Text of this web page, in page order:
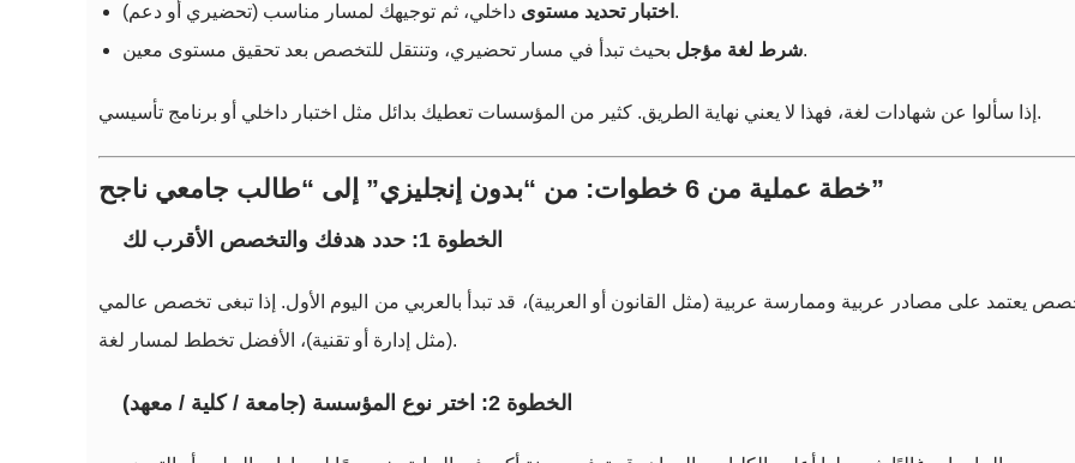
اختبار تحديد مستوى داخلي، ثم توجيهك لمسار مناسب (تحضيري أو دعم).
شرط لغة مؤجلبحيث تبدأ في مسار تحضيري، وتنتقل للتخصص بعد تحقيق مستوى معين.
إذا سألوا عن شهادات لغة، فهذا لا يعني نهاية الطريق. كثير من المؤسسات تعطيك بدائل مثل اختبار داخلي أو برنامج تأسيسي.
خطة عملية من 6 خطوات: من “بدون إنجليزي” إلى “طالب جامعي ناجح”
الخطوة 1: حدد هدفك والتخصص الأقرب لك
يعتمد على مصادر عربية وممارسة عربية (مثل القانون أو العربية)، قد تبدأ بالعربي من اليوم الأول. إذا تبغى تخصص عالمي
(مثل إدارة أو تقنية)، الأفضل تخطط لمسار لغة.
الخطوة 2: اختر نوع المؤسسة (جامعة / كلية / معهد)